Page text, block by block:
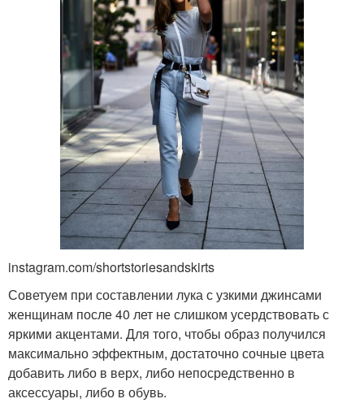
instagram.com/shortstoriesandskirts
Советуем при составлении лука с узкими джинсами
женщинам после 40 лет не слишком усердствовать с
яркими акцентами. Для того, чтобы образ получился
максимально эффектным, достаточно сочные цвета
добавить либо в верх, либо непосредственно в
аксессуары, либо в обувь.